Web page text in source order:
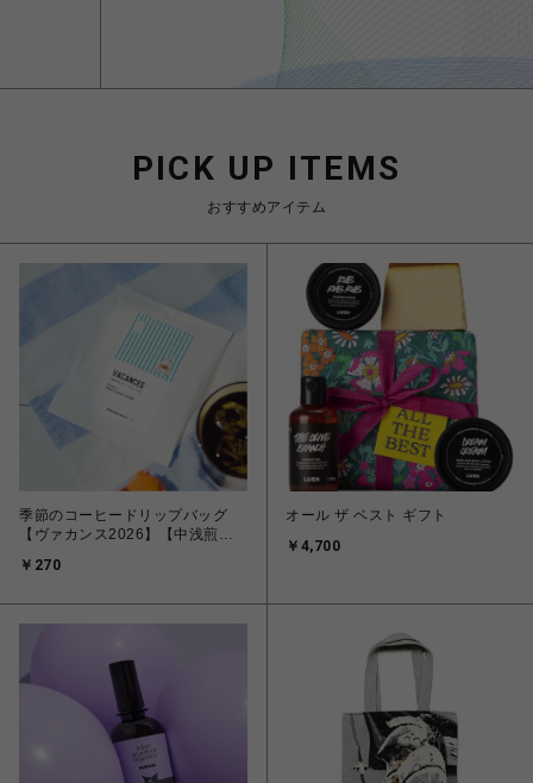
PICK UP ITEMS
おすすめアイテム
季節のコーヒードリップバッグ
【ヴァカンス2026】【中浅煎り
￥270
オール ザ ベスト ギフト
￥4,700